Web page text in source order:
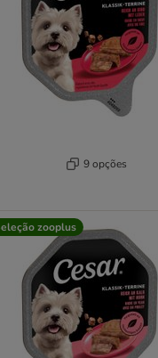
9 opções
zooplus